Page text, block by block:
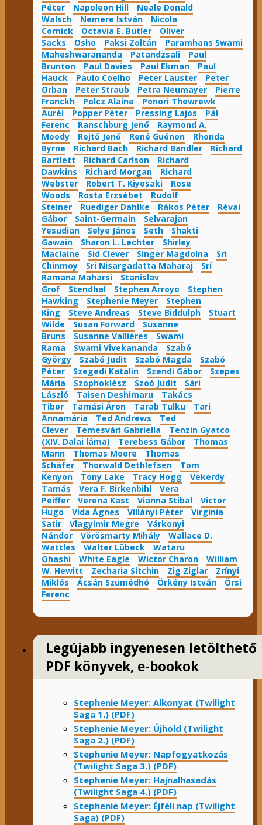
Péter
Napoleon Hill
Neale Donald
Walsch
Nemere István
Nicola
Cornick
Octavia E. Butler
Oliver
Sacks
Osho Paksi Zoltán
Paramhans Swami
Maheshwarananda
Patandzsali
Paul
Brunton
Paul Davies Paul Ekman
Paul
Hauck
Paulo Coelho Peter Lauster
Peter
Orban
Peter Straub Petra Neumayer
Pierre
Franckh
Polcz Alaine
Ponori Thewrewk
Aurél
Popper Péter Pressing Lajos
Pál
Ferenc
Ranschburg Jenő
Raymond A.
Moody
Rejtő Jenő René Guénon
Rhonda
Byrne
Richard Bach Richard Bandler
Richard
Bartlett
Richard Carlson
Richard
Dawkins
Richard Morgan
Richard
Webster
Robert T. Kiyosaki
Rose
Woods
Rosta Erzsébet
Rudolf
Steiner
Ruediger Dahlke Rákos Péter
Révai
Gábor
Saint-Germain
Selvarajan
Yesudian
Selye János Seth
Shakti
Gawain
Sharon L. Lechter
Shirley
Maclaine
Sid Clever Singer Magdolna
Sri
Chinmoy
Sri Nisargadatta Maharaj
Srí
Ramana Maharsi
Stanislav
Grof
Stendhal Stephen Arroyo
Stephen
Hawking
Stephenie Meyer
Stephen
King
Steve Andreas Steve Biddulph
Stuart
Wilde
Susan Forward
Susanne
Bruns
Susanne Valliéres
Swami
Rama
Swami Vivekananda
Szabó
György
Szabó Judit Szabó Magda
Szabó
Péter
Szegedi Katalin Szendi Gábor
Szepes
Mária
Szophoklész Szoó Judit
Sári
László
Taisen Deshimaru
Takács
Tibor
Tamási Áron Tarab Tulku
Tari
Annamária
Ted Andrews
Ted
Clever
Temesvári Gabriella
Tenzin Gyatco
(XIV. Dalai láma)
Terebess Gábor
Thomas
Mann
Thomas Moore
Thomas
Schäfer
Thorwald Dethlefsen
Tom
Kenyon
Tony Lake Tracy Hogg
Vekerdy
Tamás
Vera F. Birkenbihl
Vera
Peiffer
Verena Kast Vianna Stibal
Victor
Hugo
Vida Ágnes Villányi Péter
Virginia
Satir
Vlagyimir Megre
Várkonyi
Nándor
Vörösmarty Mihály
Wallace D.
Wattles
Walter Lübeck
Wataru
Ohashi
White Eagle Wictor Charon
William
W. Hewitt
Zecharia Sitchin Zig Ziglar
Zrínyi
Miklós
Ácsán Szumédhó Örkény István
Örsi
Ferenc
Legújabb ingyenesen letölthető
PDF könyvek, e-bookok
Stephenie Meyer: Alkonyat (Twilight
Saga 1.) (PDF)
Stephenie Meyer: Újhold (Twilight
Saga 2.) (PDF)
Stephenie Meyer: Napfogyatkozás
(Twilight Saga 3.) (PDF)
Stephenie Meyer: Hajnalhasadás
(Twilight Saga 4.) (PDF)
Stephenie Meyer: Éjféli nap (Twilight
Saga) (PDF)